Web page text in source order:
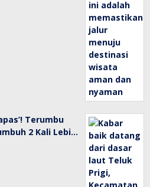
Terumbu
2 Kali Lebi…